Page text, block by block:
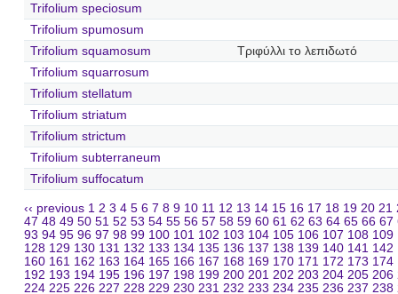
Trifolium speciosum
Trifolium spumosum
Trifolium squamosum
Τριφύλλι το λεπιδωτό
Trifolium squarrosum
Trifolium stellatum
Trifolium striatum
Trifolium strictum
Trifolium subterraneum
Trifolium suffocatum
‹‹ previous 1 2 3 4 5 6 7 8 9 10 11 12 13 14 15 16 17 18 19 20 21
47 48 49 50 51 52 53 54 55 56 57 58 59 60 61 62 63 64 65 66 67
93 94 95 96 97 98 99 100 101 102 103 104 105 106 107 108 109
128 129 130 131 132 133 134 135 136 137 138 139 140 141 142
160 161 162 163 164 165 166 167 168 169 170 171 172 173 174
192 193 194 195 196 197 198 199 200 201 202 203 204 205 206
224 225 226 227 228 229 230 231 232 233 234 235 236 237 238